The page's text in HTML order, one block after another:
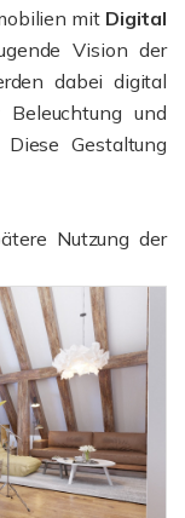
mit Digital
Vision der
dabei digital
und
Diese Gestaltung
Nutzung der